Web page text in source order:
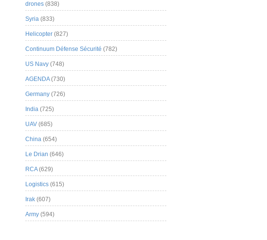
drones (838)
Syria (833)
Helicopter (827)
Continuum Défense Sécurité (782)
US Navy (748)
AGENDA(730)
Germany (726)
India (725)
UAV (685)
China (654)
Le Drian (646)
RCA(629)
Logistics (615)
Irak (607)
Army (594)